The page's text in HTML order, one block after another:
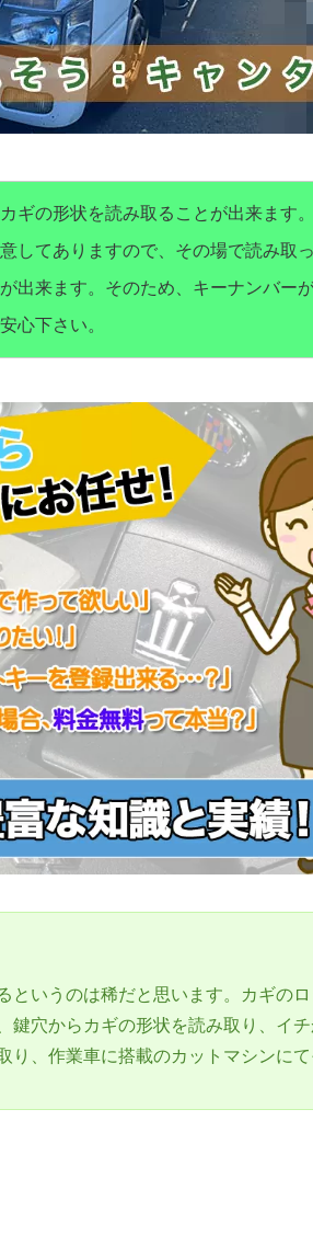
ギの形状を読み取ることが出来ます
してありますので、その場で読み取
出来ます。そのため、キーナンバー
心下さい。
というのは稀だと思います。カギのロ
鍵穴からカギの形状を読み取り、イ
り、作業車に搭載のカットマシンに